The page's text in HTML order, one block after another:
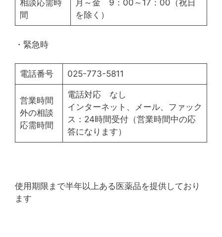
相談応需時
間
月～金 9：00～17：00（祝日
を除く）
・緊急時
電話番号 025-773-5811
営業時間
外の相談
応需時間
電話対応 なし
インターネット、メール、ファック
ス：24時間受付（営業時間中の応
答になります）
使用期限まで半年以上ある医薬品を提供しており
ます